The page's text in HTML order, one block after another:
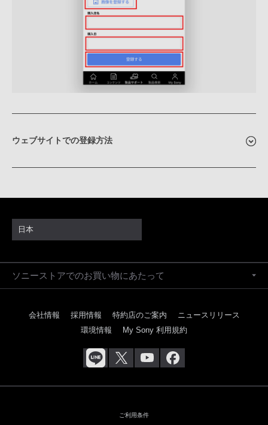
ウェブサイトでの登録方法
日本
ソニーストアでのお買い物にあたって
会社情報 採用情報 特約店のご案内
ニュースリリース
環境情報
My Sony 利用規約
ご利用条件